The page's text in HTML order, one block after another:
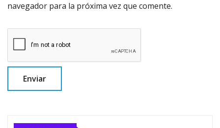
navegador para la próxima vez que comente.